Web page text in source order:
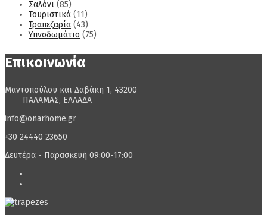
Σαλόνι (85)
Τουριστικά (11)
Τραπεζαρία (43)
Υπνοδωμάτιο (75)
Επικοινωνία
Μαντοπούλου και Δαβάκη 1, 43200
ΠΑΛΑΜΑΣ, ΕΛΛΑΔΑ
info@onarhome.gr
+30 24440 23650
Δευτέρα - Παρασκευή 09:00-17:00